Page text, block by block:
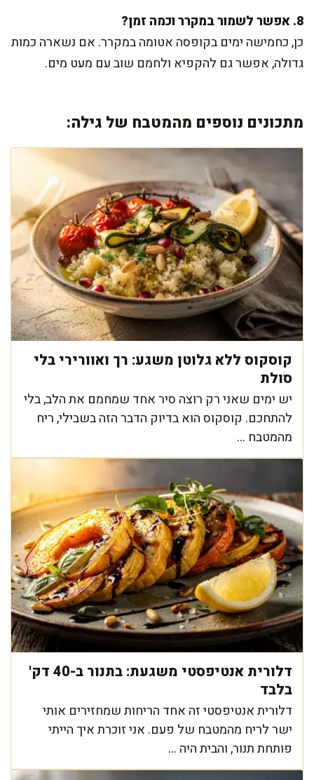
8. אפשר לשמור במקרר וכמה זמן?
כן, כחמישה ימים בקופסה אטומה במקרר. אם נשארה כמות
גדולה, אפשר גם להקפיא ולחמם שוב עם מעט מים.
מתכונים נוספים מהמטבח של גילה:
קוסקוס ללא גלוטן משגע: רך ואוורירי בלי
סולת
יש ימים שאני רק רוצה סיר אחד שמחמם את הלב, בלי
להתחכם. קוסקוס הוא בדיוק הדבר הזה בשבילי, ריח
מהמטבח ...
דלורית אנטיפסטי משגעת: בתנור ב-40 דק'
בלבד
דלורית אנטיפסטי זה אחד הריחות שמחזירים אותי
ישר לריח מהמטבח של פעם. אני זוכרת איך הייתי
פותחת תנור, והבית היה ...